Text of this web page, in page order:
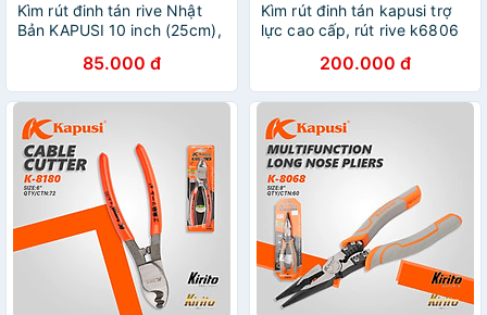
Kìm rút đinh tán rive Nhật
Bản KAPUSI 10 inch (25cm),
4mm, 4.8mm - K6800
85.000 đ
Kìm rút đinh tán kapusi trợ
lực cao cấp, rút rive k6806
200.000 đ